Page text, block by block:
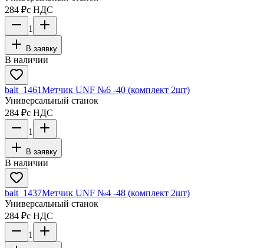
284 ₽с НДС
1
В заявку
В наличии
balt_1461Метчик UNF №6 -40 (комплект 2шт)
Универсальный станок
284 ₽с НДС
1
В заявку
В наличии
balt_1437Метчик UNF №4 -48 (комплект 2шт)
Универсальный станок
284 ₽с НДС
1